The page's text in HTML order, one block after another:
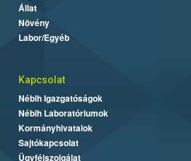
Állat
Növény
Labor/Egyéb
Kapcsolat
Nébih Igazgatóságok
Nébih Laboratóriumok
Kormányhivatalok
Sajtókapcsolat
Ügyfélszolgálat